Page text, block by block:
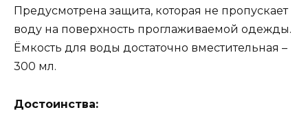
Предусмотрена защита, которая не пропускает
воду на поверхность проглаживаемой одежды.
Ёмкость для воды достаточно вместительная –
300 мл.
Достоинства: